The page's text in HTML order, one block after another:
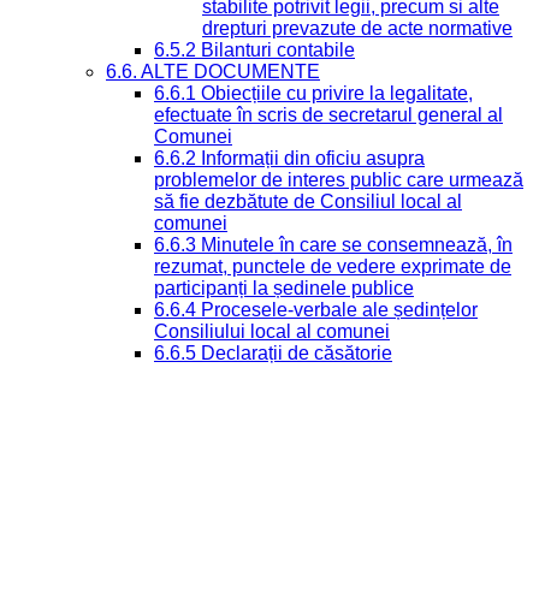
stabilite potrivit legii, precum si alte
drepturi prevazute de acte normative
6.5.2 Bilanturi contabile
6.6. ALTE DOCUMENTE
6.6.1 Obiecțiile cu privire la legalitate,
efectuate în scris de secretarul general al
Comunei
6.6.2 Informații din oficiu asupra
problemelor de interes public care urmează
să fie dezbătute de Consiliul local al
comunei
6.6.3 Minutele în care se consemnează, în
rezumat, punctele de vedere exprimate de
participanți la ședinele publice
6.6.4 Procesele-verbale ale ședințelor
Consiliului local al comunei
6.6.5 Declarații de căsătorie